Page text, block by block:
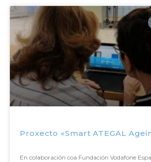
Proxecto «Smart ATEGAL
En colaboración coa Fundación Vodafone